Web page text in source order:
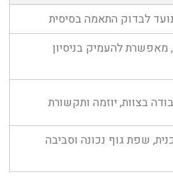
לבדוק התאמה בסיסית
מאפשרת להעמיק בניסיון
בצוות, יוזמה ותקשורת
שפת גוף נכונה וסביבה